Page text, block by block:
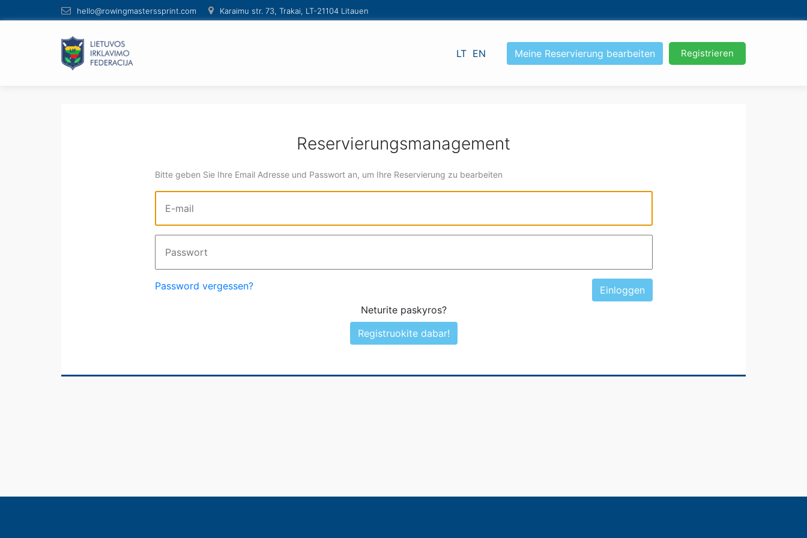
hello@rowingmasterssprint.com Karaimu str. 73, Trakai, LT-21104 Litauen
LT EN Meine Reservierung bearbeiten Registrieren
Reservierungsmanagement
Bitte geben Sie Ihre Email Adresse und Passwort an, um Ihre Reservierung zu bearbeiten
Einloggen
Password vergessen?
Neturite paskyros?
Registruokite dabar!